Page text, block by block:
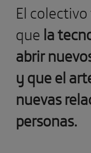
El colectivo
que la
abrir
y que el
nuevas
personas.